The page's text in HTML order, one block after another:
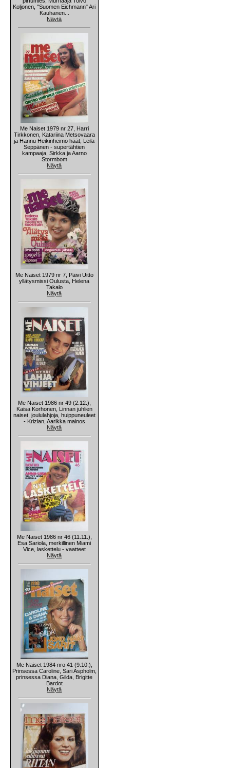
Koljonen, "Suomen Eichmann" Ari
Kauhanen...
Näytä
Me Naiset 1979 nr 27, Harri
Tirkkonen, Katariina Metsovaara
ja Hannu Heikinheimo häät, Leila
Seppänen - supertähtien
kampaaja, Sirkka ja Aarno
Stormbom
Näytä
Me Naiset 1979 nr 7, Päivi Uitto
yllätysmissi Oulusta, Helena
Takalo
Näytä
Me Naiset 1986 nr 49 (2.12.),
Kaisa Korhonen, Linnan juhlien
naiset, joululahjoja, huippuneuleet
- Krizian, Aarikka mainos
Näytä
Me Naiset 1986 nr 46 (11.11.),
Esa Sariola, merkillinen Miami
Vice, laskettelu - vaatteet
Näytä
Me Naiset 1984 nro 41 (9.10.),
Prinsessa Caroline, Sari Aspholm,
prinsessa Diana, Gilda, Brigitte
Bardot
Näytä